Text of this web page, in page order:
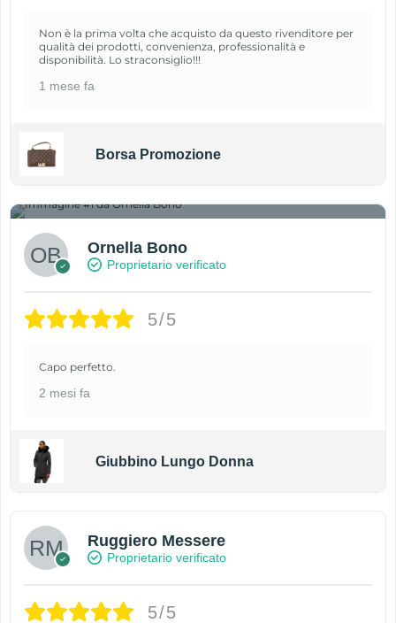
Non è la prima volta che acquisto da questo rivenditore per
qualità dei prodotti, convenienza, professionalità e
disponibilità. Lo straconsiglio!!!
1 mese fa
Borsa Promozione
Ornella Bono
Proprietario verificato
5/5
Capo perfetto.
2 mesi fa
Giubbino Lungo Donna
Ruggiero Messere
Proprietario verificato
5/5